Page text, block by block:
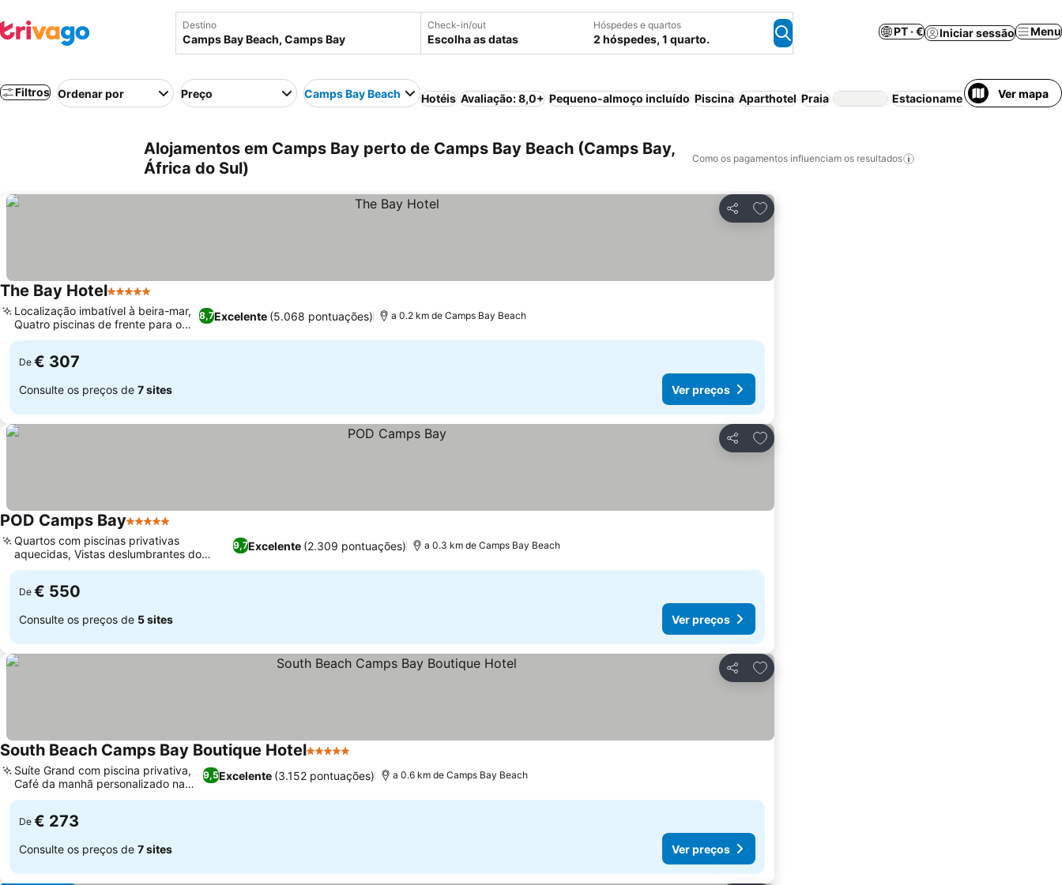
Destino Check-in/out
Escolha as datas
Hóspedes e quartos
2 hóspedes, 1 quarto.
PT · € Iniciar sessão Menu
Filtros Ordenar por Preço Camps Bay Beach Hotéis Avaliação: 8,0+ Pequeno-almoço incluído Piscina Aparthotel Praia Estacionamento Casa/
Ver mapa
Alojamentos em Camps Bay perto de Camps Bay Beach (Camps Bay,
África do Sul)
Como os pagamentos influenciam os resultados
Partilhar
Adicionar aos favoritos
The Bay Hotel5 Estrelas
8,7Excelente (5.068 pontuações)
Localização imbatível à beira-mar,
Quatro piscinas de frente para o
mar
a 0.2 km de Camps Bay Beach
De € 307
Consulte os preços de 7 sites Ver preços
Partilhar
Adicionar aos favoritos
POD Camps Bay5 Estrelas
9,7Excelente (2.309 pontuações)
Quartos com piscinas privativas
aquecidas, Vistas deslumbrantes do
oceano e da montanha
a 0.3 km de Camps Bay Beach
De € 550
Consulte os preços de 5 sites Ver preços
Partilhar
Adicionar aos favoritos
South Beach Camps Bay Boutique Hotel5 Estrelas
9,5Excelente (3.152 pontuações)
Suíte Grand com piscina privativa,
Café da manhã personalizado na
suíte
a 0.6 km de Camps Bay Beach
De € 273
Consulte os preços de 7 sites Ver preços